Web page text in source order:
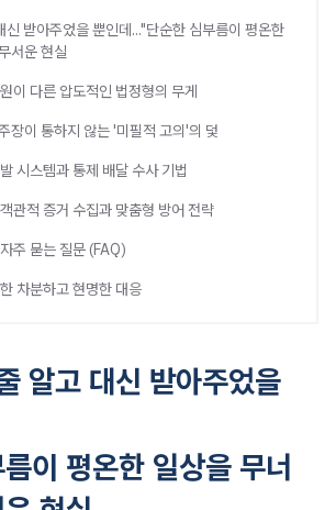
신 받아주었을 뿐인데..."단순한 심부름이 평온한
서운 현실
이 다른 압도적인 법정형의 무게
장이 통하지 않는 '미필적 고의'의 덫
시스템과 통제 배달 수사 기법
관적 증거 수집과 맞춤형 방어 전략
주 묻는 질문 (FAQ)
차분하고 현명한 대응
알고 대신 받아주었을
이 평온한 일상을 무너